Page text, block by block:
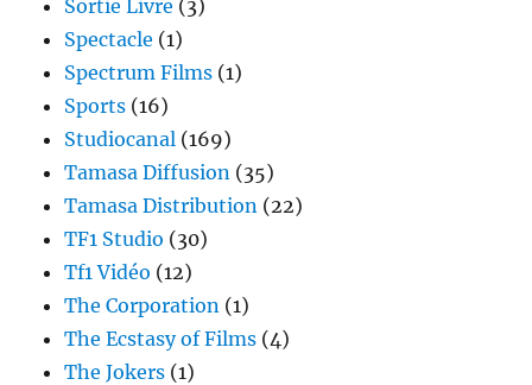
Sortie Livre (3)
Spectacle (1)
Spectrum Films (1)
Sports (16)
Studiocanal (169)
Tamasa Diffusion (35)
Tamasa Distribution (22)
TF1 Studio (30)
Tf1 Vidéo (12)
The Corporation (1)
The Ecstasy of Films (4)
The Jokers (1)